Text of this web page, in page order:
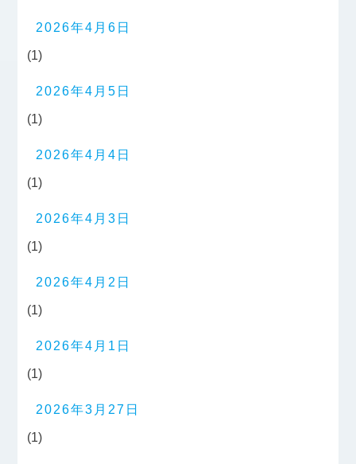
2026年4月6日
(1)
2026年4月5日
(1)
2026年4月4日
(1)
2026年4月3日
(1)
2026年4月2日
(1)
2026年4月1日
(1)
2026年3月27日
(1)